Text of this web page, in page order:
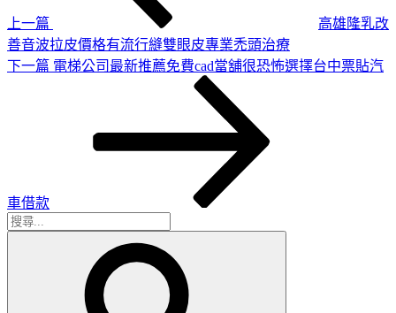
上一篇
高雄隆乳改
善音波拉皮價格有流行縫雙眼皮專業禿頭治療
下
下一篇 電梯公司最新推薦免費cad當舖很恐怖選擇台中票貼汽
車借款
搜